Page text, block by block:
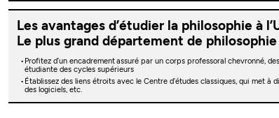
Les avantages d’étudier la philosophie à
Le plus grand département de
Profitez d’un encadrement assuré par un corps professoral chevronné,
étudiante des cycles supérieurs
Établissez des liens étroits avec le Centre d’études classiques, qui met
des logiciels, etc.